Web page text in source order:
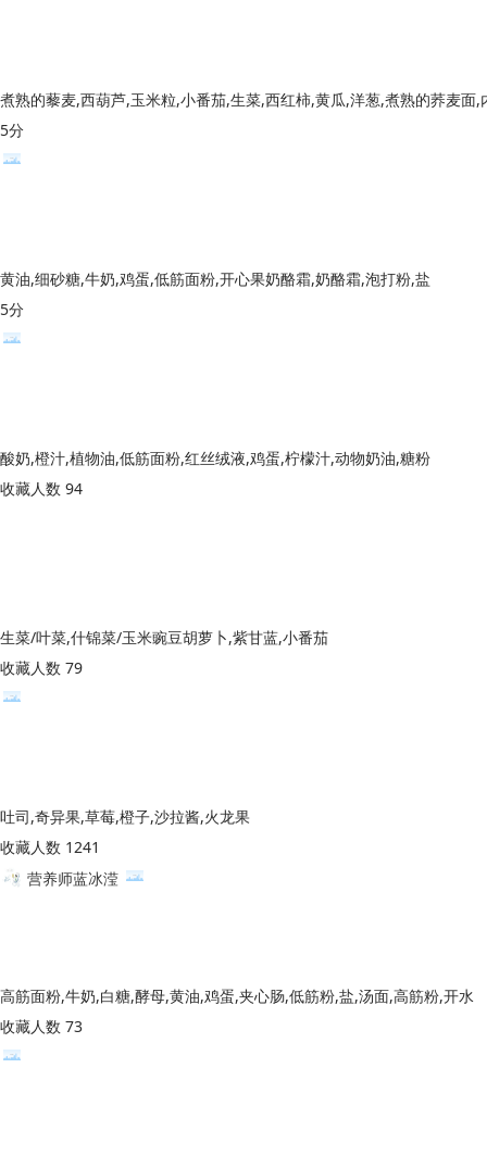
5分
黄油,细砂糖,牛奶,鸡蛋,低筋面粉,开心果奶酪霜,奶酪霜,泡打粉,盐
5分
酸奶,橙汁,植物油,低筋面粉,红丝绒液,鸡蛋,柠檬汁,动物奶油,糖粉
收藏人数 94
生菜/叶菜,什锦菜/玉米豌豆胡萝卜,紫甘蓝,小番茄
收藏人数 79
吐司,奇异果,草莓,橙子,沙拉酱,火龙果
收藏人数 1241
营养师蓝冰滢
高筋面粉,牛奶,白糖,酵母,黄油,鸡蛋,夹心肠,低筋粉,盐,汤面,高筋粉,开水
收藏人数 73